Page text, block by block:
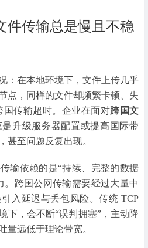
件传输总是慢且不稳
：在本地环境下，文件上传几乎
点，同样的文件却频繁卡顿、失
国传输超时。企业在面对跨国文
升级服务器配置或提高国际带
甚至问题反复出现。
输依赖的是“持续、完整的数据
。跨国公网传输需要经过大量中
入延迟与丢包风险。传统 TCP
下，会不断“误判拥塞”，主动降
量远低于理论带宽。